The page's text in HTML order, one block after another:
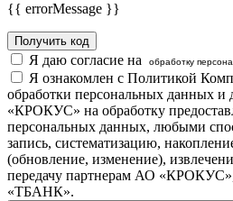
{{ errorMessage }}
Получить код
Я даю согласие на обработку
Я ознакомлен с Политикой
обработки персональных данных и
«КРОКУС» на обработку
персональных данных, любыми
запись, систематизацию,
(обновление, изменение),
передачу партнерам АО
«ТБАНК».